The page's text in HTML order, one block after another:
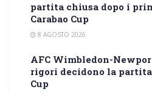
partita chiusa dopo i
Carabao Cup
8 AGOSTO 2026
AFC Wimbledon-
rigori decidono la partita,
Cup